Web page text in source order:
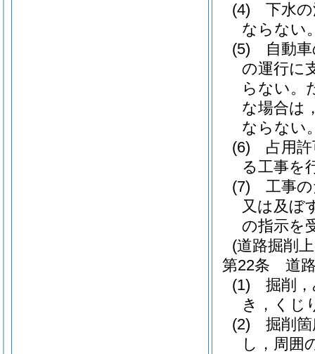
(4)
下水
ならない
(5)
自動
の運行に
らない。
な場合は
ならない
(6)
占用
る工事を
(7)
工事
又は及ぼ
の指示を
(道路掘削
第22条
道
(1)
掘削
き，くじ
(2)
掘削
し，周囲